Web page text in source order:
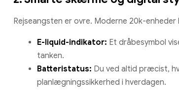
Rejseangsten er ovre. Moderne 20k-
E-liquid-indikator: Et dråbesymbol
tanken.
Batteristatus: Du ved altid præcist,
planlægningssikkerhed i hverdagen.